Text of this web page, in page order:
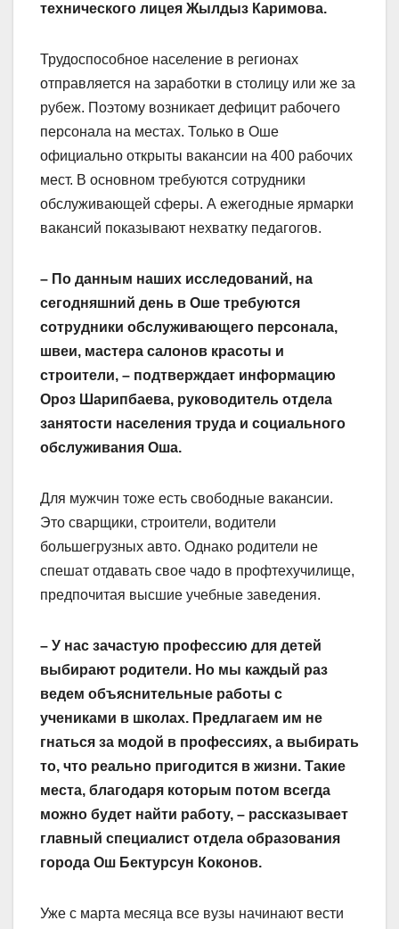
технического лицея Жылдыз Каримова.
Трудоспособное население в регионах
отправляется на заработки в столицу или же за
рубеж. Поэтому возникает дефицит рабочего
персонала на местах. Только в Оше
официально открыты вакансии на 400 рабочих
мест. В основном требуются сотрудники
обслуживающей сферы. А ежегодные ярмарки
вакансий показывают нехватку педагогов.
– По данным наших исследований, на
сегодняшний день в Оше требуются
сотрудники обслуживающего персонала,
швеи, мастера салонов красоты и
строители, – подтверждает информацию
Ороз Шарипбаева, руководитель отдела
занятости населения труда и социального
обслуживания Оша.
Для мужчин тоже есть свободные вакансии.
Это сварщики, строители, водители
большегрузных авто. Однако родители не
спешат отдавать свое чадо в профтехучилище,
предпочитая высшие учебные заведения.
– У нас зачастую профессию для детей
выбирают родители. Но мы каждый раз
ведем объяснительные работы с
учениками в школах. Предлагаем им не
гнаться за модой в профессиях, а выбирать
то, что реально пригодится в жизни. Такие
места, благодаря которым потом всегда
можно будет найти работу, – рассказывает
главный специалист отдела образования
города Ош Бектурсун Коконов.
Уже с марта месяца все вузы начинают вести